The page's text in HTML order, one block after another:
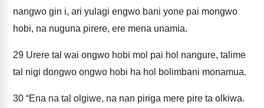
nangwo gin i, ari yulagi engwo bani yone pai mongwo
hobi, na nuguna pirere, ere mena unamia.
29 Urere tal wai ongwo hobi mol pai hol nangure, talime
tal nigi dongwo ongwo hobi ha hol bolimbani monamua.
30 “Ena na tal olgiwe, na nan piriga mere pire ta olkiwa.